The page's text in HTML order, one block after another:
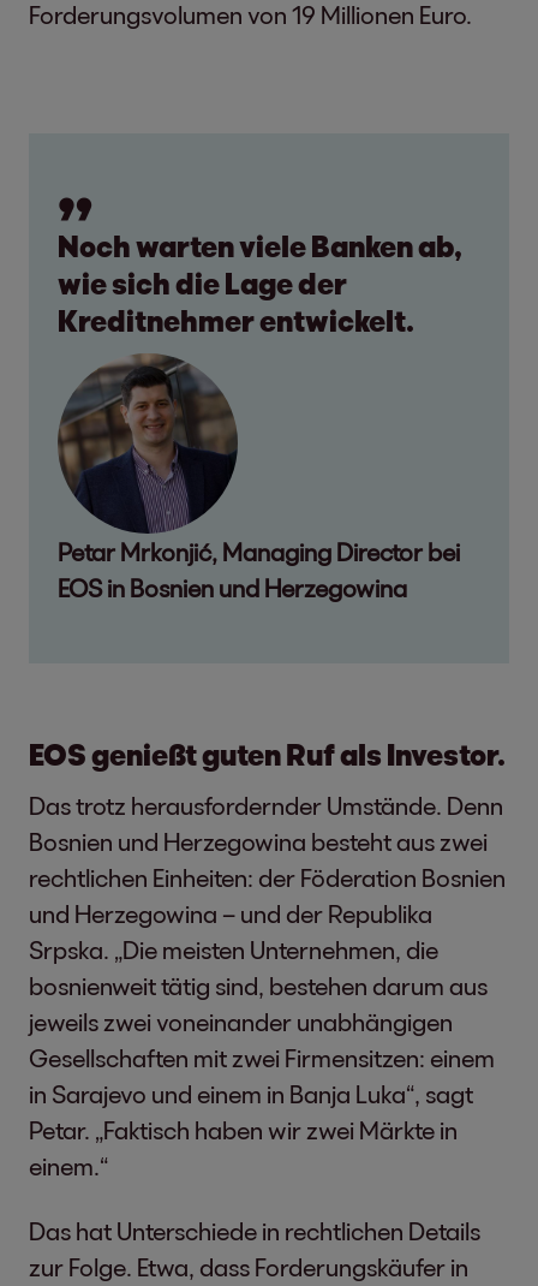
Forderungsvolumen von 19 Millionen Euro.
Noch warten viele Banken ab,
wie sich die Lage der
Kreditnehmer entwickelt.
Petar Mrkonjić, Managing Director bei
EOS in Bosnien und Herzegowina
EOS genießt guten Ruf als Investor.
Das trotz herausfordernder Umstände. Denn
Bosnien und Herzegowina besteht aus zwei
rechtlichen Einheiten: der Föderation Bosnien
und Herzegowina – und der Republika
Srpska. „Die meisten Unternehmen, die
bosnienweit tätig sind, bestehen darum aus
jeweils zwei voneinander unabhängigen
Gesellschaften mit zwei Firmensitzen: einem
in Sarajevo und einem in Banja Luka“, sagt
Petar. „Faktisch haben wir zwei Märkte in
einem.“
Das hat Unterschiede in rechtlichen Details
zur Folge. Etwa, dass Forderungskäufer in